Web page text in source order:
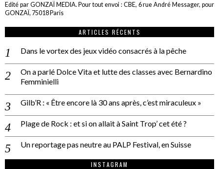
Edité par GONZAÏ MEDIA. Pour tout envoi : CBE, 6 rue André Messager, pour
GONZAÏ, 75018 Paris
ARTICLES RÉCENTS
Dans le vortex des jeux vidéo consacrés à la pêche
On a parlé Dolce Vita et lutte des classes avec Bernardino
Femminielli
Gilb’R : « Être encore là 30 ans après, c’est miraculeux »
Plage de Rock : et si on allait à Saint Trop’ cet été ?
Un reportage pas neutre au PALP Festival, en Suisse
INSTAGRAM